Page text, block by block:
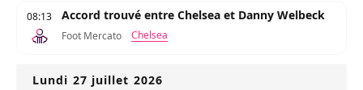
08:13 Accord trouvé entre Chelsea et Danny Welbeck
Foot Mercato Chelsea
Lundi 27 juillet 2026